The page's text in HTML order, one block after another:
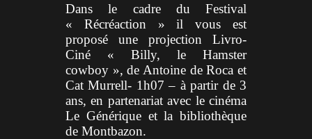
Dans le cadre du Festival
« Récréaction » il vous est
proposé une projection Livro-
Ciné « Billy, le Hamster
cowboy », de Antoine de Roca et
Cat Murrell- 1h07 – à partir de 3
ans, en partenariat avec le cinéma
Le Générique et la bibliothèque
de Montbazon.